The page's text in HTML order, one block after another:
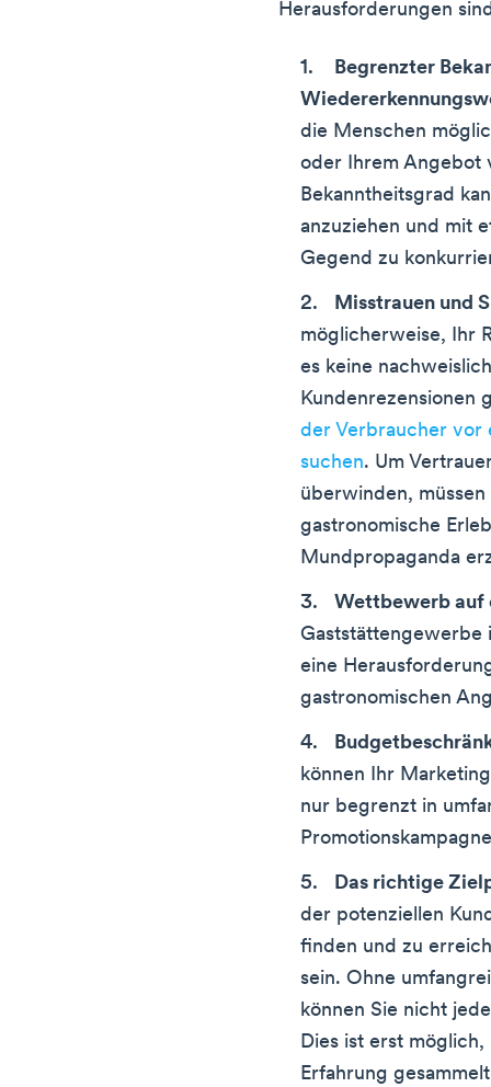
Herausforderungen
Begrenzter
die Menschen
oder Ihrem Angebot
Bekanntheitsgrad
anzuziehen und mit
Gegend zu
Misstrauen und
möglicherweise, Ihr
es keine
Kundenrezensionen
der Verbraucher vor
suchen. Um
überwinden,
gastronomische
Mundpropaganda
Wettbewerb auf
Gaststättengewerbe
eine
gastronomischen
können Ihr
nur begrenzt in
Das richtige
der potenziellen
finden und zu
sein. Ohne
können Sie nicht
Dies ist erst
Erfahrung